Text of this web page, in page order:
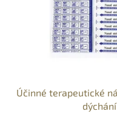
Účinné terapeutické